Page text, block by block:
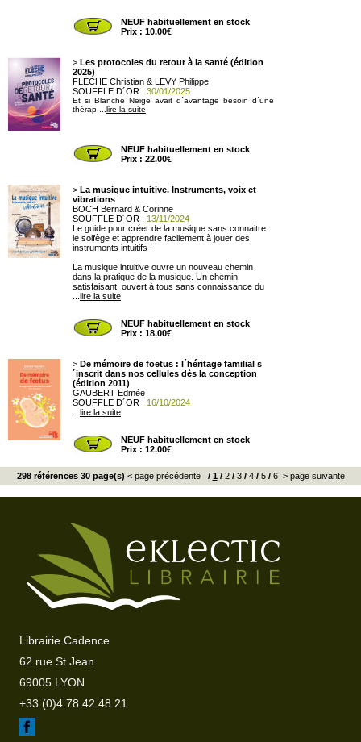
NEUF habituellement en stock
Prix : 10.00€
> Les protocoles du retour à la santé (édition
2025)
FLECHE Christian & LEVY Philippe
SOUFFLE D´OR : 30/01/2025
Et si Blanche Neige avait d´avantage besoin d´une
thérap ... lire la suite
NEUF habituellement en stock
Prix : 22.00€
> La musique intuitive. Instruments, voix et
vibrations
BOCH Bernard & Corinne
SOUFFLE D´OR : 13/11/2024
Le guide pour créer de la musique sans connaitre
le solfège et apprendre facilement à jouer des
instruments intuitifs !
La musique intuitive ouvre un nouveau chemin
dans la pratique de la musique. Un chemin
satisfaisant, ouvert à tous sans connaissance du
lire la suite
NEUF habituellement en stock
Prix : 18.00€
> De mémoire de foetus : l´héritage familial s
´inscrit dans nos cellules dès la conception
(édition 2011)
GAUBERT Edmée
SOUFFLE D´OR : 16/10/2024
lire la suite
NEUF habituellement en stock
Prix : 12.00€
298 références 30 page(s) < page précédente/ 1 /2/3/4/5/6 > page suivante
Librairie Cadence
62 rue St Jean
69005 LYON
+33 (0)4 78 42 48 21